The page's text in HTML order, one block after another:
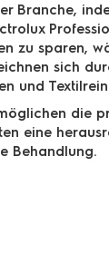
Branche,
zu sparen,
sich
und
die
eine
Behandlung.